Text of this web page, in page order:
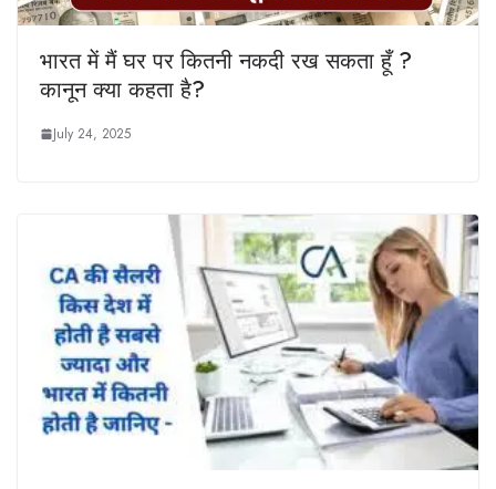
भारत में मैं घर पर कितनी नकदी रख सकता हूँ ?
कानून क्या कहता है?
July 24, 2025